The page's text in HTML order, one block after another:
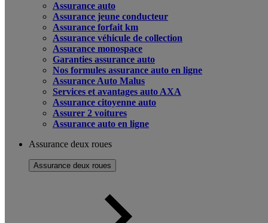
Assurance auto
Assurance jeune conducteur
Assurance forfait km
Assurance véhicule de collection
Assurance monospace
Garanties assurance auto
Nos formules assurance auto en ligne
Assurance Auto Malus
Services et avantages auto AXA
Assurance citoyenne auto
Assurer 2 voitures
Assurance auto en ligne
Assurance deux roues
Assurance deux roues